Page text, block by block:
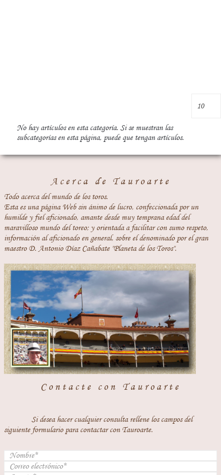
No hay artículos en esta categoría. Si se muestran las
subcategorías en esta página, puede que tengan artículos.
Acerca de Tauroarte
Todo acerca del mundo de los toros.
Esta es una página Web sin ánimo de lucro, confeccionada por un
humilde y fiel aficionado, amante desde muy temprana edad del
maravilloso mundo del toreo; y orientada a facilitar con sumo respeto,
información al aficionado en general, sobre el denominado por el gran
maestro D. Antonio Díaz Cañabate "Planeta de los Toros".
Contacte con Tauroarte
Si desea hacer cualquier consulta rellene los campos del
siguiente formulario para contactar con Tauroarte.